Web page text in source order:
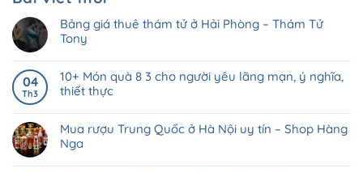
Bảng giá thuê thám tử ở Hải Phòng – Thám Tử
Tony
04
Th3
10+ Món quà 8 3 cho người yêu lãng mạn, ý nghĩa,
thiết thực
Mua rượu Trung Quốc ở Hà Nội uy tín – Shop Hàng
Nga